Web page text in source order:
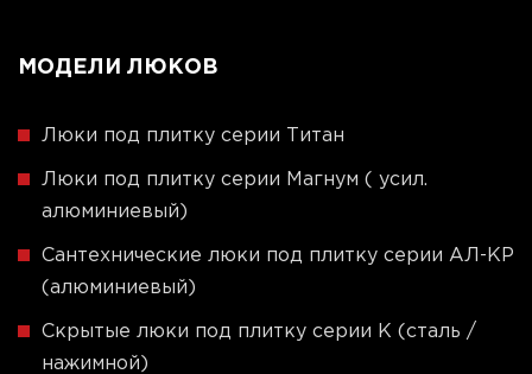
МОДЕЛИ ЛЮКОВ
Люки под плитку серии Титан
Люки под плитку серии Магнум ( усил.
алюминиевый)
Сантехнические люки под плитку серии АЛ-КР
(алюминиевый)
Скрытые люки под плитку серии K (сталь /
нажимной)